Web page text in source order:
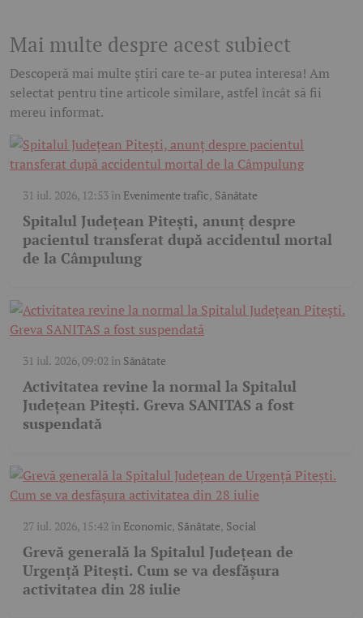
Mai multe despre acest subiect
Descoperă mai multe știri care te-ar putea interesa! Am
selectat pentru tine articole similare, astfel încât să fii
mereu informat.
31 iul. 2026, 12:53în Evenimente trafic, Sănătate
Spitalul Județean Pitești, anunț despre
pacientul transferat după accidentul mortal
de la Câmpulung
31 iul. 2026, 09:02 în Sănătate
Activitatea revine la normal la Spitalul
Județean Pitești. Greva SANITAS a fost
suspendată
27 iul. 2026, 15:42 în Economic, Sănătate, Social
Grevă generală la Spitalul Județean de
Urgență Pitești. Cum se va desfășura
activitatea din 28 iulie